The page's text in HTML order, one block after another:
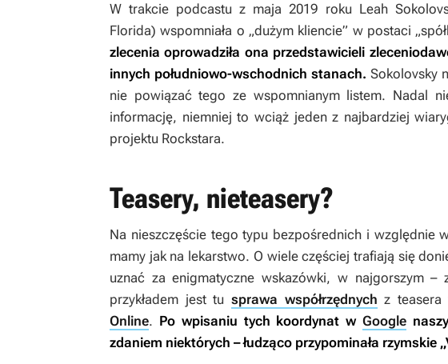
W trakcie podcastu z maja 2019 roku Leah
Florida) wspomniała o „dużym kliencie” w postaci
zlecenia oprowadziła ona przedstawicieli
innych południowo-wschodnich stanach. Sokolovsky
nie powiązać tego ze wspomnianym listem. Nadal
informację, niemniej to wciąż jeden z najbardziej
projektu Rockstara.
Teasery, nieteasery?
Na nieszczęście tego typu bezpośrednich i względnie
mamy jak na lekarstwo. O wiele częściej trafiają się
uznać za enigmatyczne wskazówki, w najgorszym
przykładem jest tu sprawa współrzędnych z teasera
Online. Po wpisaniu tych koordynat wGoogle
zdaniem niektórych – łudząco przypominała rzymskie